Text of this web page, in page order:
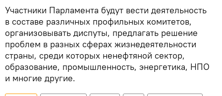
Участники Парламента будут вести деятельность
в составе различных профильных комитетов,
организовывать диспуты, предлагать решение
проблем в разных сферах жизнедеятельности
страны, среди которых ненефтяной сектор,
образование, промышленность, энергетика, НПО
и многие другие.